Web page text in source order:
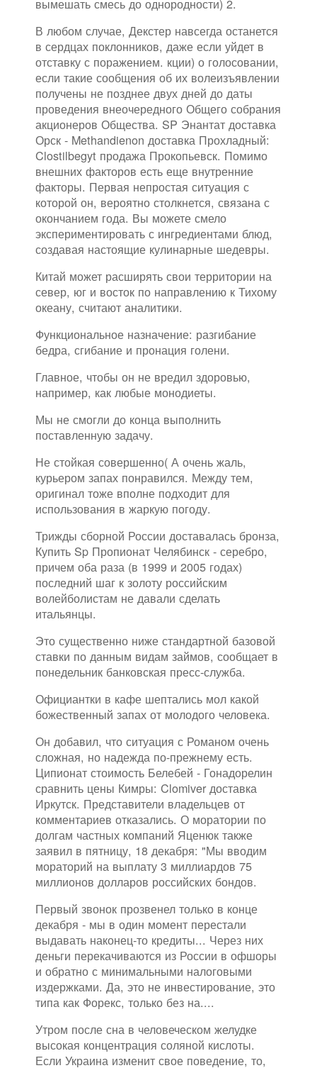
вымешать смесь до однородности) 2.
В любом случае, Декстер навсегда останется
в сердцах поклонников, даже если уйдет в
отставку с поражением. кции) о голосовании,
если такие сообщения об их волеизъявлении
получены не позднее двух дней до даты
проведения внеочередного Общего собрания
акционеров Общества. SP Энантат доставка
Орск - Methandienon доставка Прохладный:
Clostilbegyt продажа Прокопьевск. Помимо
внешних факторов есть еще внутренние
факторы. Первая непростая ситуация с
которой он, вероятно столкнется, связана с
окончанием года. Вы можете смело
экспериментировать с ингредиентами блюд,
создавая настоящие кулинарные шедевры.
Китай может расширять свои территории на
север, юг и восток по направлению к Тихому
океану, считают аналитики.
Функциональное назначение: разгибание
бедра, сгибание и пронация голени.
Главное, чтобы он не вредил здоровью,
например, как любые монодиеты.
Мы не смогли до конца выполнить
поставленную задачу.
Не стойкая совершенно( А очень жаль,
курьером запах понравился. Между тем,
оригинал тоже вполне подходит для
использования в жаркую погоду.
Трижды сборной России доставалась бронза,
Купить Sp Пропионат Челябинск - серебро,
причем оба раза (в 1999 и 2005 годах)
последний шаг к золоту российским
волейболистам не давали сделать
итальянцы.
Это существенно ниже стандартной базовой
ставки по данным видам займов, сообщает в
понедельник банковская пресс-служба.
Официантки в кафе шептались мол какой
божественный запах от молодого человека.
Он добавил, что ситуация с Романом очень
сложная, но надежда по-прежнему есть.
Ципионат стоимость Белебей - Гонадорелин
сравнить цены Кимры: Clomiver доставка
Иркутск. Представители владельцев от
комментариев отказались. О моратории по
долгам частных компаний Яценюк также
заявил в пятницу, 18 декабря: "Мы вводим
мораторий на выплату 3 миллиардов 75
миллионов долларов российских бондов.
Первый звонок прозвенел только в конце
декабря - мы в один момент перестали
выдавать наконец-то кредиты... Через них
деньги перекачиваются из России в офшоры
и обратно с минимальными налоговыми
издержками. Да, это не инвестирование, это
типа как Форекс, только без на....
Утром после сна в человеческом желудке
высокая концентрация соляной кислоты.
Если Украина изменит свое поведение, то,